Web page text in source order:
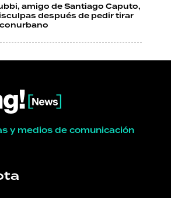
amigo de Santiago Caputo,
después de pedir tirar
y medios de comunicación